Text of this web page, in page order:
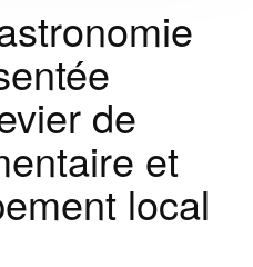
de
et
local